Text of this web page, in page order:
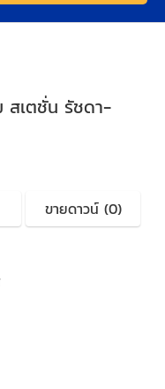
สเตชั่น รัชดา-
ขายดาวน์ (0)